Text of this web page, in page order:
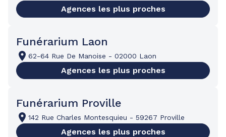
Agences les plus proches
Funérarium Laon
62-64 Rue De Manoise - 02000 Laon
Agences les plus proches
Funérarium Proville
142 Rue Charles Montesquieu - 59267 Proville
Agences les plus proches